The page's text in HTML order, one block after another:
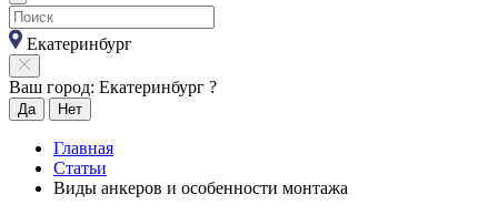
Екатеринбург
Ваш город: Екатеринбург ?
Да Нет
Главная
Статьи
Виды анкеров и особенности монтажа